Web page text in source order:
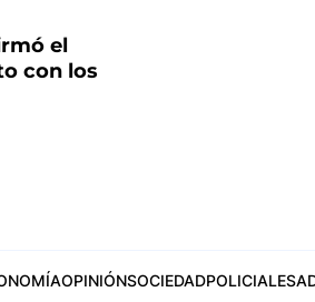
el
con los
OPINIÓNSOCIEDADPOLICIALES